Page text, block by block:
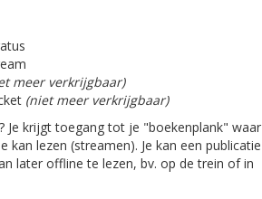
meer verkrijgbaar)
(niet meer verkrijgbaar)
Je krijgt toegang tot je "boekenplank" waar
kan lezen (streamen). Je kan een publicatie
later offline te lezen, bv. op de trein of in